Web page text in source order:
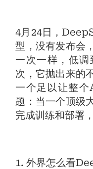
4月24日，
型，没有发布会
一次一样，低
次，它抛出来的
一个足以让整
题：当一个顶级
完成训练和部署
1. 外界怎么看